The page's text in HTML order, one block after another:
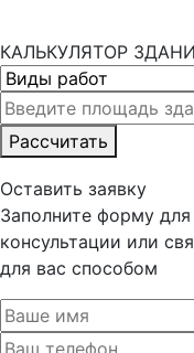
КАЛЬКУЛЯТОР
Рассчитать
Оставить заявку
Заполните форму
консультации или
для вас способом